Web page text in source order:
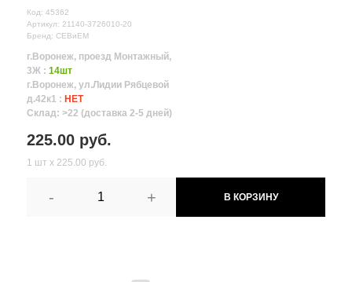
Код: 45362
Артикул: 21140-3726010-20
Бренд: СЕВиЕМ
г.Воронеж, проезд Монтажный,
3Ж : 14шт
г.Воронеж, ул.Лидии Рябцевой
д.42к1 : НЕТ
Склад: >22 (доставка 2-5 дней)
225.00 руб.
1 шт х 225.00 руб.
- + В КОРЗИНУ